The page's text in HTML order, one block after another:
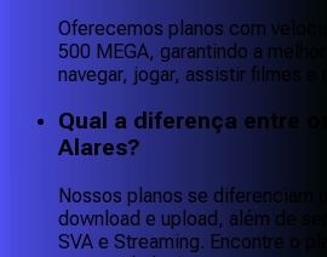
Oferecemos planos com
500 MEGA, garantindo a melhor
navegar, jogar, assistir filmes e
Qual a diferença entre
Alares?
Nossos planos se diferenciam
download e upload, além de
SVA e Streaming. Encontre o